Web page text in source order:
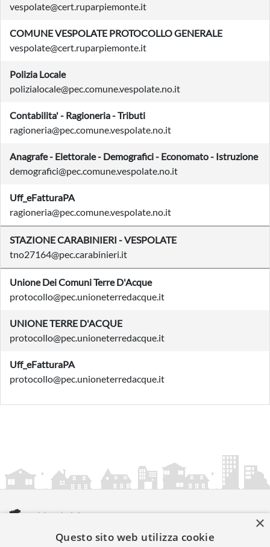
vespolate@cert.ruparpiemonte.it
COMUNE VESPOLATE PROTOCOLLO GENERALE
vespolate@cert.ruparpiemonte.it
Polizia Locale
polizialocale@pec.comune.vespolate.no.it
Contabilita' - Ragioneria - Tributi
ragioneria@pec.comune.vespolate.no.it
Anagrafe - Elettorale - Demografici - Economato - Istruzione
demografici@pec.comune.vespolate.no.it
Uff_eFatturaPA
ragioneria@pec.comune.vespolate.no.it
STAZIONE CARABINIERI - VESPOLATE
tno27164@pec.carabinieri.it
Unione Dei Comuni Terre D'Acque
protocollo@pec.unioneterredacque.it
UNIONE TERRE D'ACQUE
protocollo@pec.unioneterredacque.it
Uff_eFatturaPA
protocollo@pec.unioneterredacque.it
amministrazionicomunali.it è una iniziativa diartemedia.it
×
Questo sito web utilizza cookie